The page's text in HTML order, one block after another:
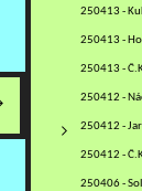
250413 -
250412 -